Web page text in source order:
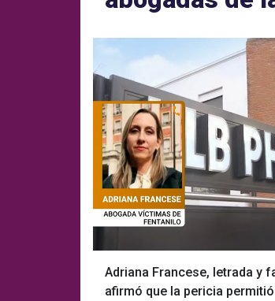
Adriana Francese, letrada y
afirmó que la pericia